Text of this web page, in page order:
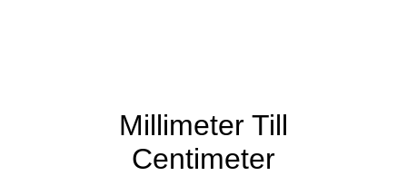
Millimeter Till
Centimeter